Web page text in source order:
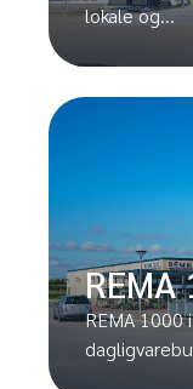
lokale og...
REMA
REMA 1000